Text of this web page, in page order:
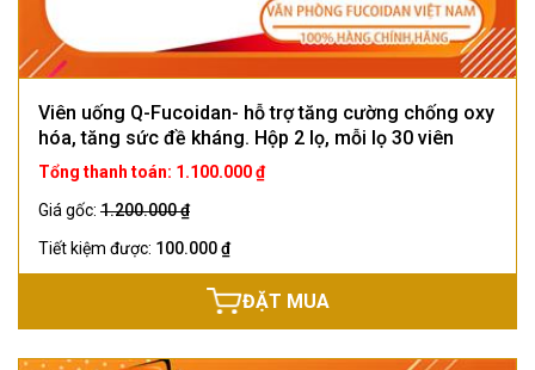
Viên uống Q-Fucoidan- hỗ trợ tăng cường chống oxy
hóa, tăng sức đề kháng. Hộp 2 lọ, mỗi lọ 30 viên
Tổng thanh toán: 1.100.000 ₫
Giá gốc: 1.200.000 ₫
Tiết kiệm được: 100.000 ₫
ĐẶT MUA